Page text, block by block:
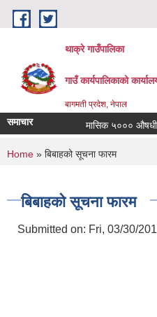
Skip to main content
थाक्रे गाउँपालिका
गाउँ कार्यपालिकाको
बागमती प्रदेश, नेपाल
समाचार मासिक ५००० औषधी
You are here
Home » बिबाहको सूचना फारम
बिबाहको सूचना फारम
Submitted on: Fri, 03/30/